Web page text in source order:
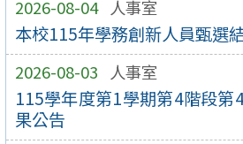
2026-08-04 人事室
本校115年學務創新人員甄選
2026-08-03 人事室
115學年度第1學期第4階段第
果公告